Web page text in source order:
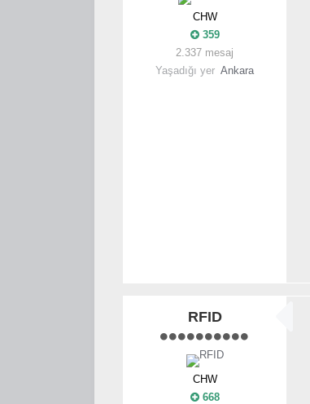
CHW
359
2.337 mesaj
Yaşadığı yer Ankara
RFID
CHW
668